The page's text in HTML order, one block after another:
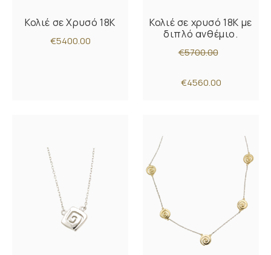
Κολιέ σε Χρυσό 18K
€5400.00
Κολιέ σε χρυσό 18Κ με
διπλό ανθέμιο.
€5700.00
€4560.00